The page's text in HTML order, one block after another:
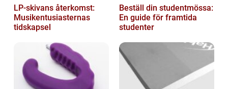
LP-skivans återkomst:
Musikentusiasternas
tidskapsel
Beställ din studentmössa:
En guide för framtida
studenter